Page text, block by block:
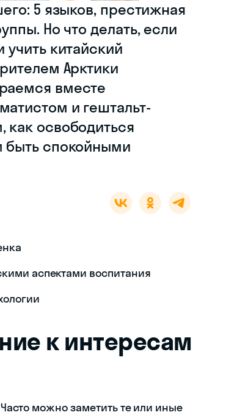
5 языков, престижная
Но что делать, если
учить китайский
Арктики
вместе
и гештальт-
освободиться
быть спокойными
аспектами воспитания
к интересам
можно заметить те или иные